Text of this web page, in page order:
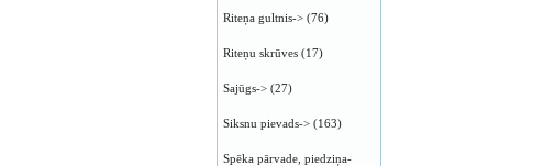
Riteņa gultnis-> (76)
Riteņu skrūves (17)
Sajūgs-> (27)
Siksnu pievads-> (163)
Spēka pārvade, piedziņa-